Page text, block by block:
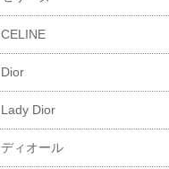
CELINE
Dior
Lady Dior
ディオール